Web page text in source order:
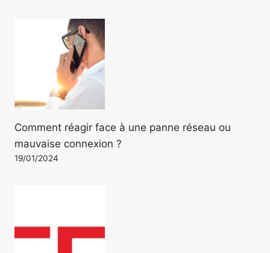
Comment réagir face à une panne réseau ou
mauvaise connexion ?
19/01/2024